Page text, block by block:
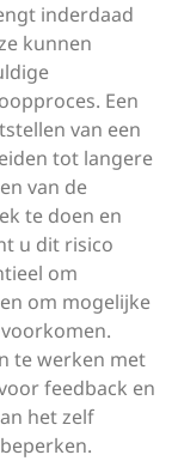
inderdaad
kunnen
Een
van een
tot langere
van de
te doen en
u dit risico
om
om mogelijke
te werken met
feedback en
het zelf